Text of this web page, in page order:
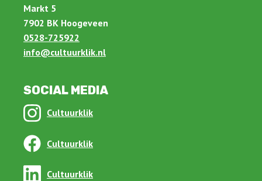
Markt 5
7902 BK Hoogeveen
0528-725922
info@cultuurklik.nl
SOCIAL MEDIA
Cultuurklik
Cultuurklik
Cultuurklik